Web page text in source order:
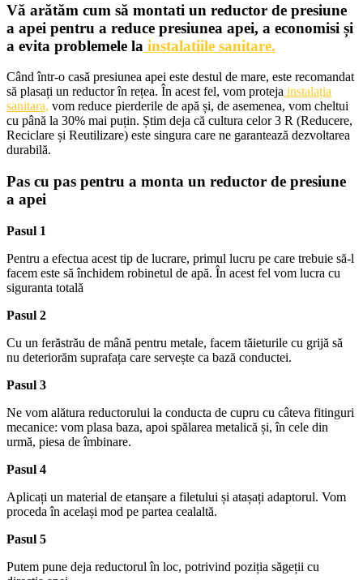
Vă arătăm cum să montati un reductor de presiune
a apei pentru a reduce presiunea apei, a economisi și
a evita problemele la instalatiile sanitare.
Când într-o casă presiunea apei este destul de mare, este recomandat
să plasați un reductor în rețea. În acest fel, vom proteja instalația
sanitara, vom reduce pierderile de apă și, de asemenea, vom cheltui
cu până la 30% mai puțin. Știm deja că cultura celor 3 R (Reducere,
Reciclare și Reutilizare) este singura care ne garantează dezvoltarea
durabilă.
Pas cu pas pentru a monta un reductor de presiune
a apei
Pasul 1
Pentru a efectua acest tip de lucrare, primul lucru pe care trebuie să-l
facem este să închidem robinetul de apă. În acest fel vom lucra cu
siguranta totală
Pasul 2
Cu un ferăstrău de mână pentru metale, facem tăieturile cu grijă să
nu deteriorăm suprafața care servește ca bază conductei.
Pasul 3
Ne vom alătura reductorului la conducta de cupru cu câteva fitinguri
mecanice: vom plasa baza, apoi spălarea metalică și, în cele din
urmă, piesa de îmbinare.
Pasul 4
Aplicați un material de etanșare a filetului și atașați adaptorul. Vom
proceda în același mod pe partea cealaltă.
Pasul 5
Putem pune deja reductorul în loc, potrivind poziția săgeții cu